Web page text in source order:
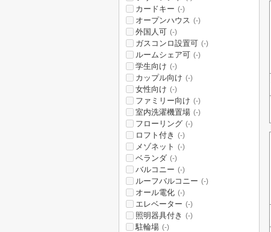
カードキー (-)
オープンハウス (-)
外国人可 (-)
ガスコンロ設置可 (-)
ルームシェア可 (-)
学生向け (-)
カップル向け (-)
女性向け (-)
ファミリー向け (-)
室内洗濯機置場 (-)
フローリング (-)
ロフト付き (-)
メゾネット (-)
ベランダ (-)
バルコニー (-)
ルーフバルコニー (-)
オール電化 (-)
エレベーター (-)
照明器具付き (-)
駐輪場 (-)